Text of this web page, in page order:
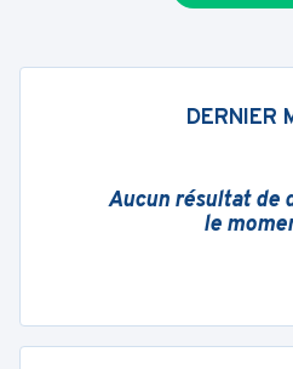
DERNIER
Aucun résultat de
le